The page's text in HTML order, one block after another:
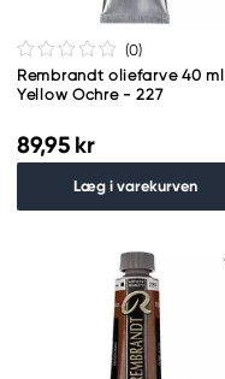
(0)
Rembrandt oliefarve 40 ml
Yellow Ochre - 227
89,95 kr
Læg i varekurven